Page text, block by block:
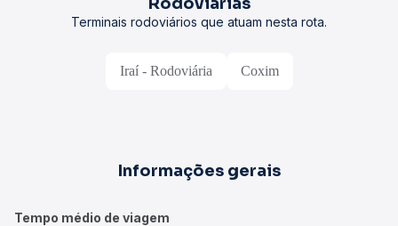
Terminais rodoviários que atuam nesta rota.
Iraí - Rodoviária Coxim
Informações gerais
Tempo médio de viagem